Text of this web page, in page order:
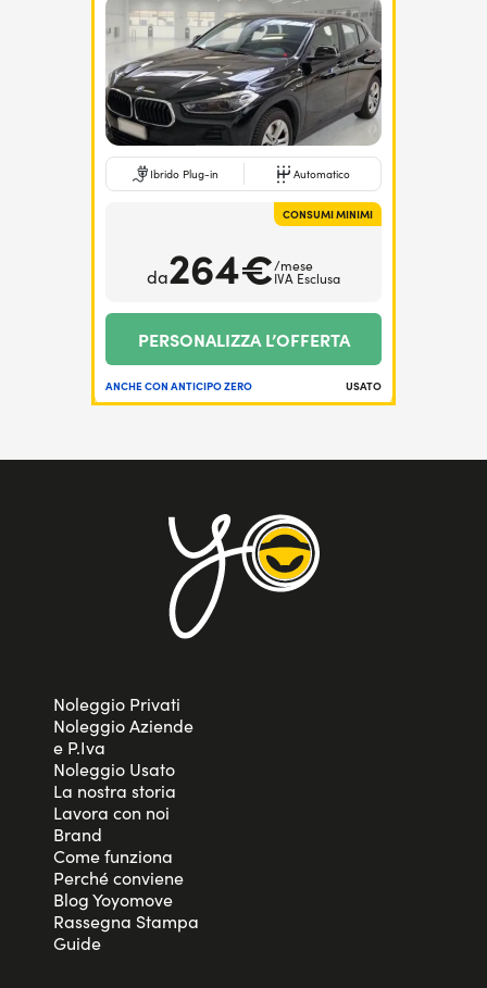
Ibrido Plug-in Automatico
CONSUMI MINIMI
da264€/mese
IVA Esclusa
PERSONALIZZA L’OFFERTA
ANCHE CON ANTICIPO ZERO USATO
Noleggio Privati
Noleggio Aziende
e P.Iva
Noleggio Usato
La nostra storia
Lavora con noi
Brand
Come funziona
Perché conviene
Blog Yoyomove
Rassegna Stampa
Guide